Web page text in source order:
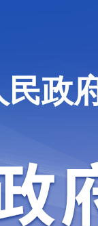
民政